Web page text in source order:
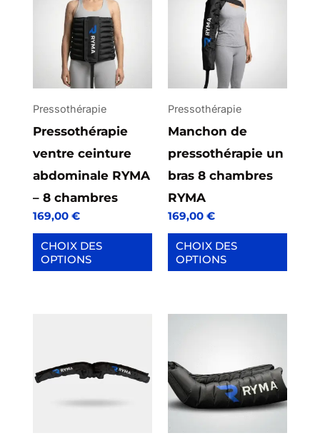
Pressothérapie
Pressothérapie
ventre ceinture
abdominale RYMA
– 8 chambres
169,00 €
CHOIX DES
OPTIONS
plusieurs
variations.
Les
options
peuvent
être
choisies
sur
la
page
du
Pressothérapie
Manchon de
pressothérapie un
bras 8 chambres
RYMA
169,00 €
CHOIX DES
OPTIONS
plusieurs
variations.
Les
options
peuvent
être
choisies
sur
la
page
du
a
plusieurs
variations.
Les